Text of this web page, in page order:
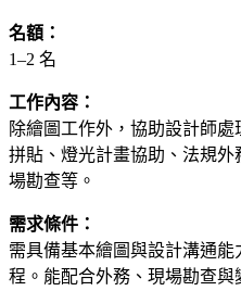
名額：
1–2 名
工作內容：
除繪圖工作外，協助設計師
拼貼、燈光計畫協助、法規
場勘查等。
需求條件：
需具備基本繪圖與設計溝通
程。能配合外務、現場勘查與